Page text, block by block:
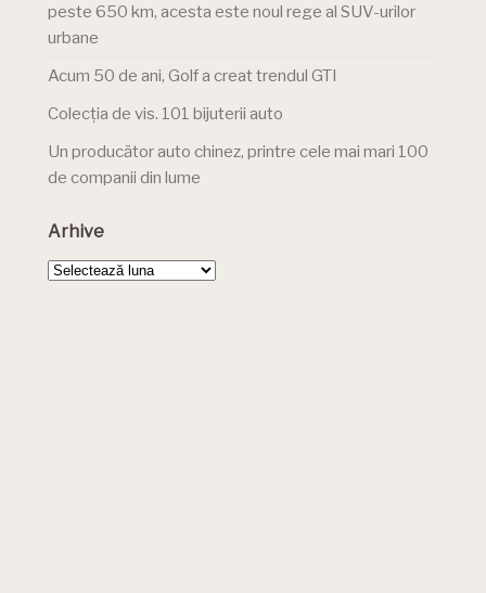
peste 650 km, acesta este noul rege al SUV-urilor
urbane
Acum 50 de ani, Golf a creat trendul GTI
Colecția de vis. 101 bijuterii auto
Un producător auto chinez, printre cele mai mari 100
de companii din lume
Arhive
Arhive